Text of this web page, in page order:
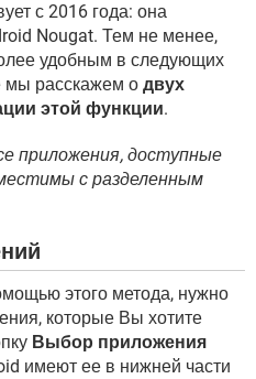
с 2016 года: она
Nougat. Тем не менее,
удобным в следующих
мы расскажем о двух
этой функции.
приложения, доступные
с разделенным
этого метода, нужно
которые Вы хотите
Выбор приложения
имеют ее в нижней части